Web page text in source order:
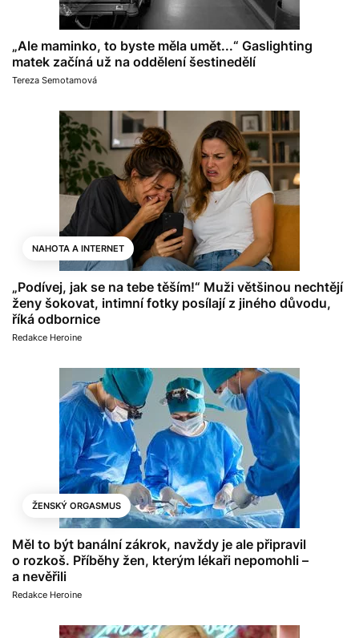
„Ale maminko, to byste měla umět...“ Gaslighting
matek začíná už na oddělení šestinedělí
Tereza Semotamová
NAHOTA A INTERNET
„Podívej, jak se na tebe těším!“ Muži většinou nechtějí
ženy šokovat, intimní fotky posílají z jiného důvodu,
říká odbornice
Redakce Heroine
ŽENSKÝ ORGASMUS
Měl to být banální zákrok, navždy je ale připravil
o rozkoš. Příběhy žen, kterým lékaři nepomohli –
a nevěřili
Redakce Heroine